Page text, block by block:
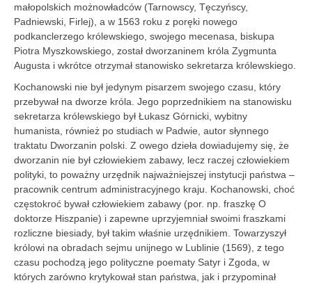
małopolskich możnowładców (Tarnowscy, Tęczyńscy,
Padniewski, Firlej), a w 1563 roku z poręki nowego
podkanclerzego królewskiego, swojego mecenasa, biskupa
Piotra Myszkowskiego, został dworzaninem króla Zygmunta
Augusta i wkrótce otrzymał stanowisko sekretarza królewskiego.
Kochanowski nie był jedynym pisarzem swojego czasu, który
przebywał na dworze króla. Jego poprzednikiem na stanowisku
sekretarza królewskiego był Łukasz Górnicki, wybitny
humanista, również po studiach w Padwie, autor słynnego
traktatu Dworzanin polski. Z owego dzieła dowiadujemy się, że
dworzanin nie był człowiekiem zabawy, lecz raczej człowiekiem
polityki, to poważny urzędnik najważniejszej instytucji państwa –
pracownik centrum administracyjnego kraju. Kochanowski, choć
częstokroć bywał człowiekiem zabawy (por. np. fraszkę O
doktorze Hiszpanie) i zapewne uprzyjemniał swoimi fraszkami
rozliczne biesiady, był takim właśnie urzędnikiem. Towarzyszył
królowi na obradach sejmu unijnego w Lublinie (1569), z tego
czasu pochodzą jego polityczne poematy Satyr i Zgoda, w
których zarówno krytykował stan państwa, jak i przypominał